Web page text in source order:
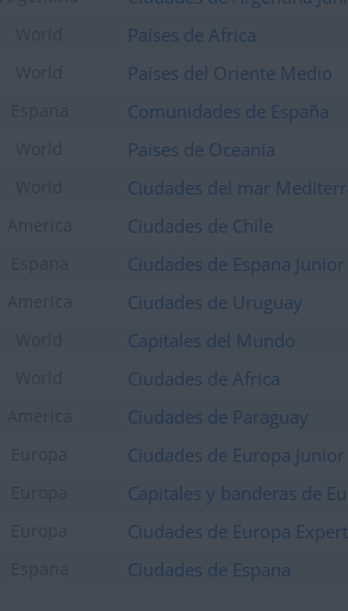
Países de Africa
Países del Oriente Medio
Comunidades de España
Países de Oceanía
Ciudades del mar
Ciudades de Chile
Ciudades de Espana Junior
Ciudades de Uruguay
Capitales del Mundo
Ciudades de Africa
Ciudades de Paraguay
Ciudades de Europa Junior
Capitales y banderas de
Ciudades de Europa Expert
Ciudades de Espana